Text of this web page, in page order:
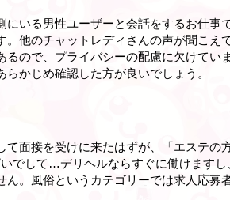
いる男性ユーザーと会話をするお仕事
他のチャットレディさんの声が聞こえ
ので、プライバシーの配慮に欠けてい
かじめ確認した方が良いでしょう。
面接を受けに来たはずが、「エステの
でして…デリヘルならすぐに働けますし
。風俗というカテゴリーでは求人応募